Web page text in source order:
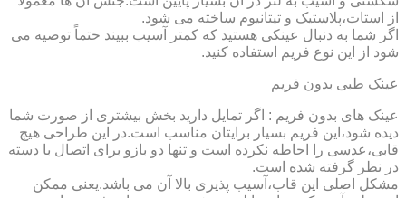
از استات،پلاستیک و تیتانیوم ساخته می شود.
اگر شما به دنبال عینکی هستید که کمتر آسیب ببیند حتماً توصیه می
شود از این نوع فریم استفاده کنید.
عینک طبی بدون فریم
عینک های بدون فریم : اگر تمایل دارید بخش بیشتری از صورت شما
دیده شود،این فریم بسیار برایتان مناسب است.در این طراحی هیچ
قابی،عدسی را احاطه نکرده است و تنها دو بازو برای اتصال با دسته
در نظر گرفته شده است.
مشکل اصلی این قاب،آسیب پذیری بالا آن می باشد.یعنی ممکن